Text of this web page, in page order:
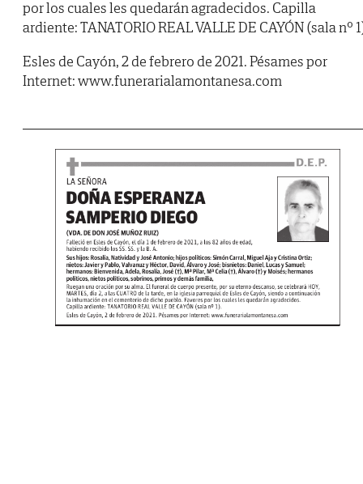
por los cuales les quedarán agradecidos. Capilla
ardiente: TANATORIO REAL VALLE DE CAYÓN (sala nº
Esles de Cayón, 2 de febrero de 2021. Pésames por
Internet: www.funerarialamontanesa.com